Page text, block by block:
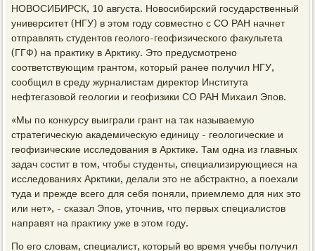
НОВОСИБИРСК, 10 августа. Новосибирский государственный
университет (НГУ) в этом году совместно с СО РАН начнет
отправлять студентов геолого-геофизического факультета
(ГГФ) на практику в Арктику. Это предусмотрено
соответствующим грантом, который ранее получил НГУ,
сообщил в среду журналистам директор Института
нефтегазовой геологии и геофизики СО РАН Михаил Эпов.
«Мы по конкурсу выиграли грант на так называемую
стратегическую академическую единицу - геологические и
геофизические исследования в Арктике. Там одна из главных
задач состит в том, чтобы студенты, специализирующиеся на
исследованиях Арктики, делали это не абстрактно, а поехали
туда и прежде всего для себя поняли, приемлемо для них это
или нет», - сказал Эпов, уточнив, что первых специалистов
направят на практику уже в этом году.
По его словам, специалист, который во время учебы получил